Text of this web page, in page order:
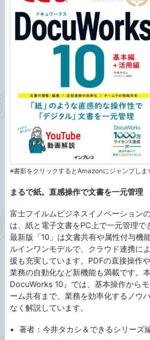
※書影をクリックするとAmazonにジャンプしま
まるで紙。直感操作で文書を一元管理
富士フイルムビジネスイノベーション
は、紙と電子文書をPC上で一元管理で
最新版「10」は文書共有や属性付与機
ルインワンモデルで、クラウド連携に
援も充実しています。PDFの直接操作
業務の自動化など新機能も満載です。
DocuWorks 10』では、基本操作から
ーム共有まで、業務を効率化するノウ
なく解説しています。
著者：今井タカシ＆できるシリーズ